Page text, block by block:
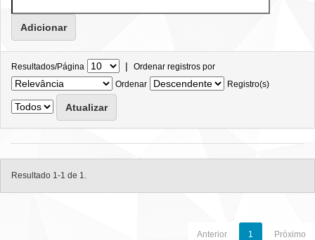
Resultados/Página | Ordenar registros por
Ordenar
Registro(s)
Resultado 1-1 de 1.
Anterior 1 Próximo